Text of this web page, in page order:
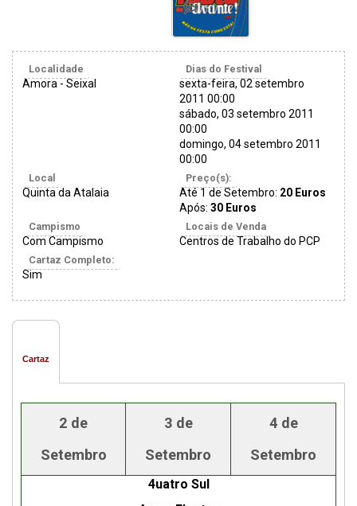
Localidade
Amora - Seixal
Dias do Festival
sexta-feira, 02 setembro
2011 00:00
sábado, 03 setembro 2011
00:00
domingo, 04 setembro 2011
00:00
Local
Quinta da Atalaia
Preço(s):
Até 1 de Setembro: 20 Euros
Após:30 Euros
Campismo
Com Campismo
Locais de Venda
Centros de Trabalho do PCP
Cartaz Completo:
Sim
Cartaz
2 de
Setembro
3 de
Setembro
4 de
Setembro
4uatro Sul